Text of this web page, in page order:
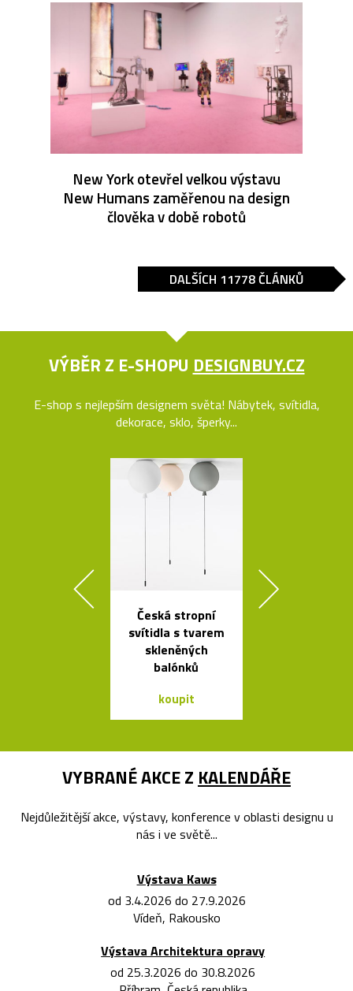
New York otevřel velkou výstavu
New Humans zaměřenou na design
člověka v době robotů
DALŠÍCH 11778 ČLÁNKŮ
VÝBĚR Z E-SHOPU DESIGNBUY.CZ
E-shop s nejlepším designem světa! Nábytek, svítidla,
dekorace, sklo, šperky...
Česká stropní
svítidla s tvarem
skleněných
balónků
koupit
VYBRANÉ AKCE Z KALENDÁŘE
Nejdůležitější akce, výstavy, konference v oblasti designu u
nás i ve světě...
Výstava Kaws
od 3.4.2026 do 27.9.2026
Vídeň, Rakousko
Výstava Architektura opravy
od 25.3.2026 do 30.8.2026